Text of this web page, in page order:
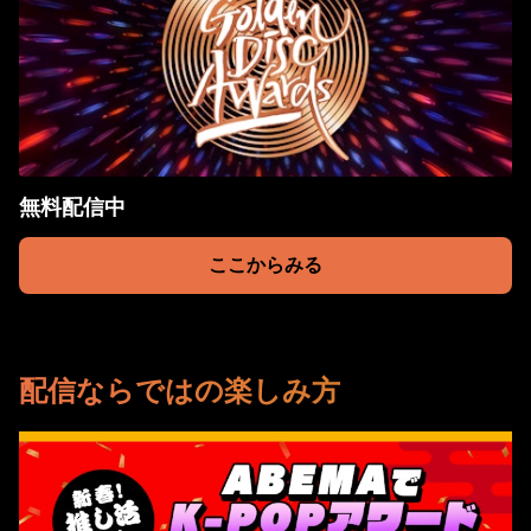
無料配信中
ここからみる
配信ならではの楽しみ方